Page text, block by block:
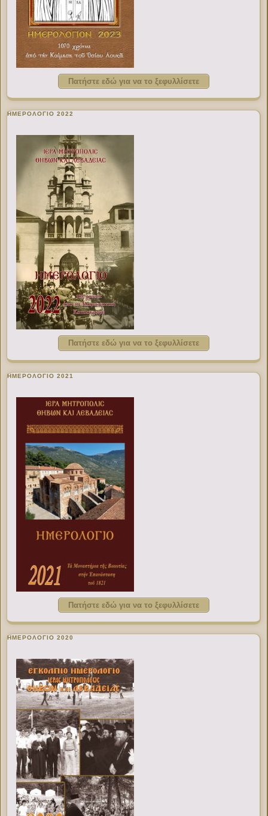
Πατήστε εδώ για να το ξεφυλλίσετε
ΗΜΕΡΟΛΟΓΙΟ 2022
Πατήστε εδώ για να το ξεφυλλίσετε
ΗΜΕΡΟΛΟΓΙΟ 2021
Πατήστε εδώ για να το ξεφυλλίσετε
ΗΜΕΡΟΛΟΓΙΟ 2020